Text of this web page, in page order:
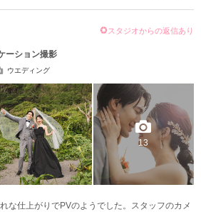
スタジオからの返信あり
ーション撮影
ウエディング
13
な仕上がりでPVのようでした。スタッフのカメ